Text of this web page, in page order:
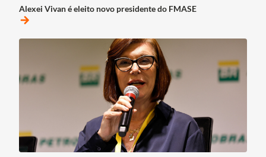
Alexei Vivan é eleito novo presidente do FMASE
arrow_forward